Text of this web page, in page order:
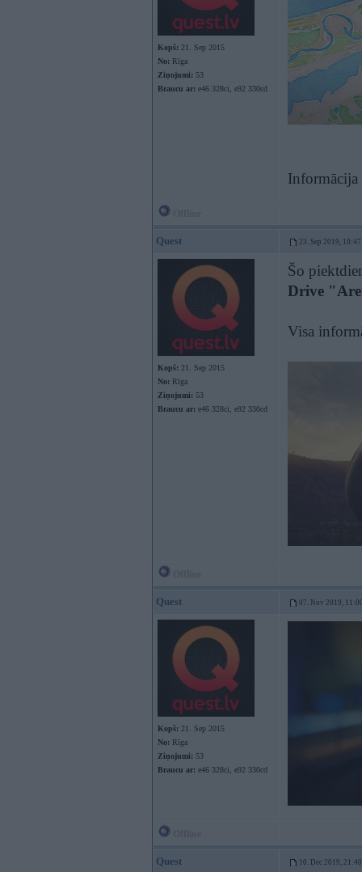
Kopš: 21. Sep 2015
No: Rīga
Ziņojumi: 53
Braucu ar: e46 328ci, e92 330cd
Informācija
Quest 23. Sep 2019, 10:47
Kopš: 21. Sep 2015
No: Rīga
Ziņojumi: 53
Braucu ar: e46 328ci, e92 330cd
Šo
Drive
Visa
Quest 07. Nov 2019,
Kopš: 21. Sep 2015
No: Rīga
Ziņojumi: 53
Braucu ar: e46 328ci, e92 330cd
Quest 10. Dec 2019, 21:40